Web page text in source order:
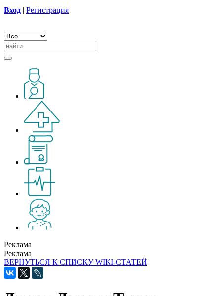
Вход | Регистрация
Реклама
Реклама
ВЕРНУТЬСЯ К СПИСКУ WIKI-СТАТЕЙ